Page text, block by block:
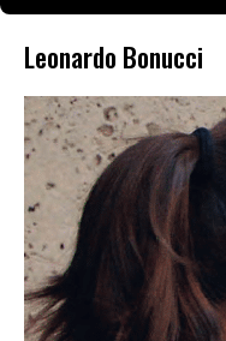
Leonardo Bonucci